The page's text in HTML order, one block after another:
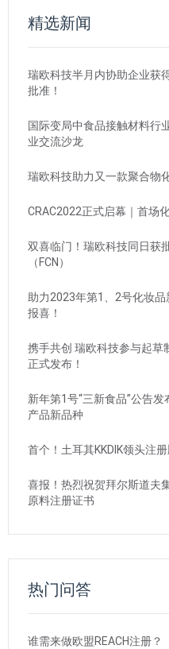
精选新闻
瑞欧科技半月内协助企业获
批准！
国际变局中食品接触材料行
业交流沙龙
瑞欧科技助力又一款聚合物
CRAC2022正式启幕｜首场
双喜临门！瑞欧科技同日获
（FCN）
助力2023年第1、2号化妆
报喜！
携手共创 瑞欧科技参与起草
正式发布！
新年第1号“三新食品”公告
产品新品种
首个！土耳其KKDIK领头注
喜报！热烈祝贺拜尔斯道夫
原料注册证书
热门问答
谁需来做欧盟REACH注册？